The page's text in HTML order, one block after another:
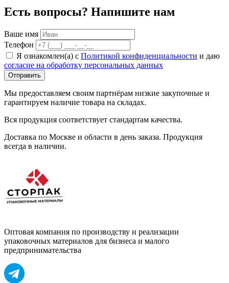
Есть вопросы? Напишите нам
Ваше имя
Телефон
Я ознакомлен(а) с Политикой конфиденциальности и даю
согласие на обработку персональных данных
Отправить
Мы предоставляем своим партнёрам низкие закупочные и
гарантируем наличие товара на складах.
Вся продукция соответствует стандартам качества.
Доставка по Москве и области в день заказа. Продукция
всегда в наличии.
Оптовая компания по производству и реализации
упаковочных материалов для бизнеса и малого
предпринимательства